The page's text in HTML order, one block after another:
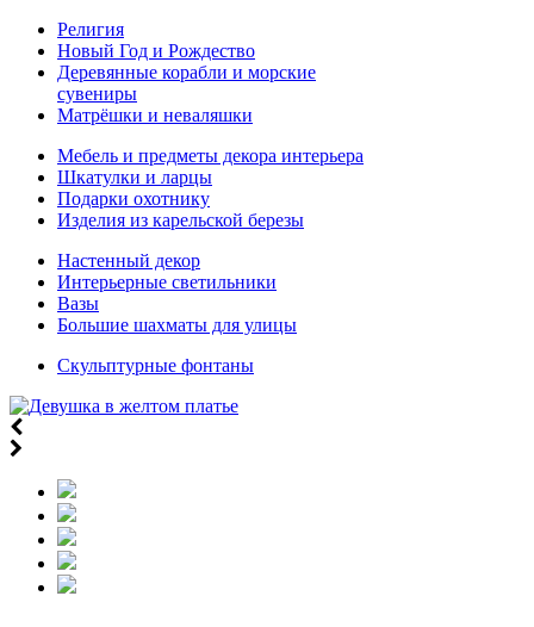
Религия
Новый Год и Рождество
Деревянные корабли и морские
сувениры
Матрёшки и неваляшки
Мебель и предметы декора интерьера
Шкатулки и ларцы
Подарки охотнику
Изделия из карельской березы
Настенный декор
Интерьерные светильники
Вазы
Большие шахматы для улицы
Скульптурные фонтаны